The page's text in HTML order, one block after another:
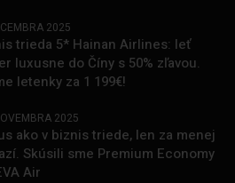
2025
trieda 5* Hainan Airlines: leť
luxusne do Číny s 50% zľavou.
letenky za 1 199€!
2025
ako v biznis triede, len za menej
Skúsili sme Premium Economy
Air